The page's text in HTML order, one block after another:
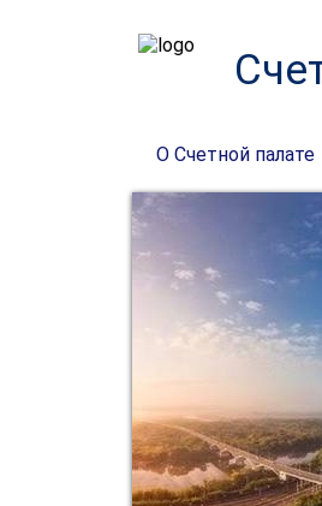
О Счетной палате